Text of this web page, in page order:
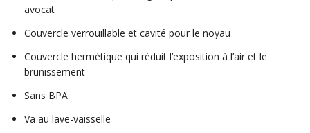
avocat
Couvercle verrouillable et cavité pour le noyau
Couvercle hermétique qui réduit l’exposition à l’air et le
brunissement
Sans BPA
Va au lave-vaisselle